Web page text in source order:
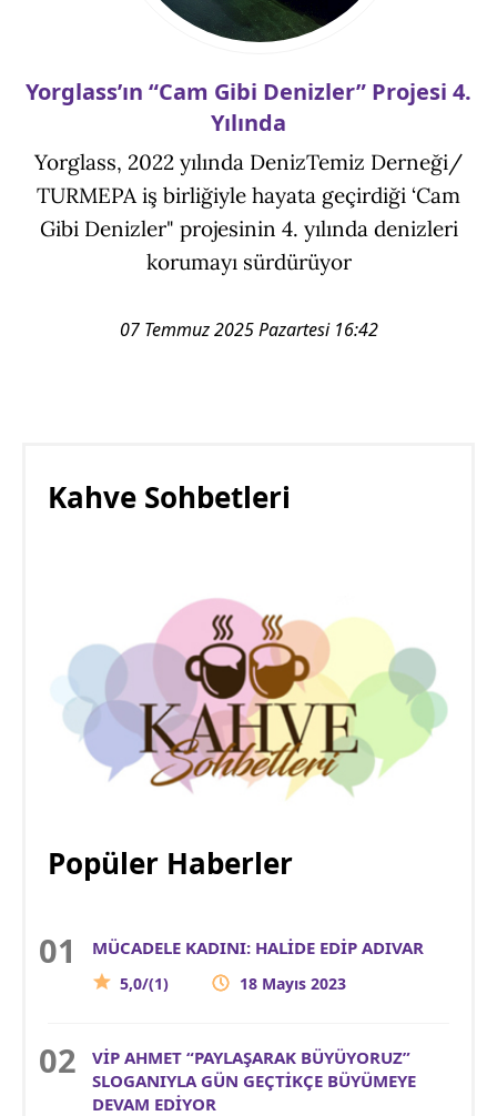
Yorglass’ın “Cam Gibi Denizler” Projesi 4.
Yılında
Yorglass, 2022 yılında DenizTemiz Derneği/
TURMEPA iş birliğiyle hayata geçirdiği ‘Cam
Gibi Denizler" projesinin 4. yılında denizleri
korumayı sürdürüyor
07 Temmuz 2025 Pazartesi 16:42
Kahve Sohbetleri
Popüler Haberler
MÜCADELE KADINI: HALİDE EDİP ADIVAR
5,0/(1) 18 Mayıs 2023
VİP AHMET “PAYLAŞARAK BÜYÜYORUZ”
SLOGANIYLA GÜN GEÇTİKÇE BÜYÜMEYE
DEVAM EDİYOR